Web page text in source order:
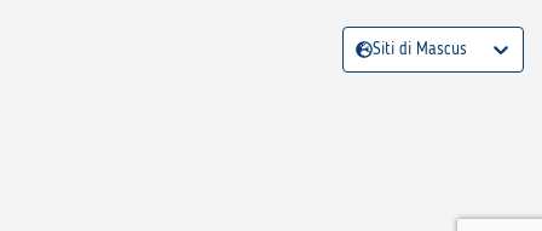
Siti di Mascus